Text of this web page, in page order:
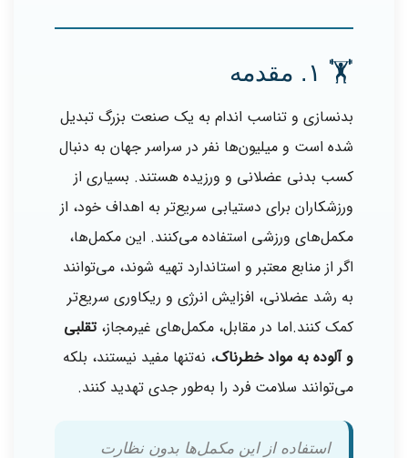
🏋️ ۱. مقدمه
بدنسازی و تناسب اندام به یک صنعت بزرگ تبدیل
شده است و میلیون‌ها نفر در سراسر جهان به دنبال
کسب بدنی عضلانی و ورزیده هستند. بسیاری از
ورزشکاران برای دستیابی سریع‌تر به اهداف خود، از
مکمل‌های ورزشی استفاده می‌کنند. این مکمل‌ها،
اگر از منابع معتبر و استاندارد تهیه شوند، می‌توانند
به رشد عضلانی، افزایش انرژی و ریکاوری سریع‌تر
کمک کنند.اما در مقابل، مکمل‌های غیرمجاز،تقلبی
و آلوده به مواد خطرناک، نه‌تنها مفید نیستند، بلکه
می‌توانند سلامت فرد را به‌طور جدی تهدید کنند.
استفاده از این مکمل‌ها بدون نظارت